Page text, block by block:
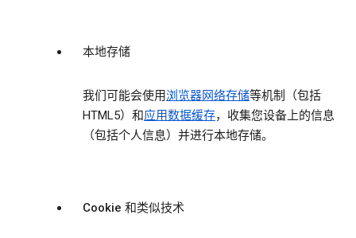
本地存储
我们可能会使用浏览器网络存储等机制（包括
HTML5）和应用数据缓存，收集您设备上的信息
（包括个人信息）并进行本地存储。
Cookie 和类似技术